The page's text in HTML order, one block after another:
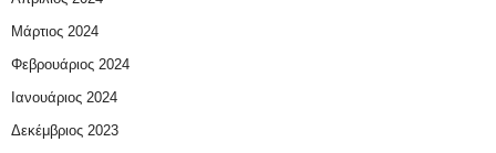
Μάρτιος 2024
Φεβρουάριος 2024
Ιανουάριος 2024
Δεκέμβριος 2023